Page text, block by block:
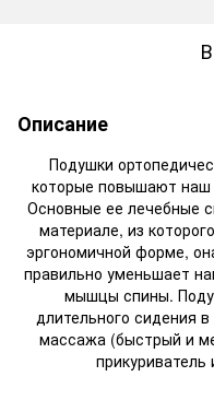
Описание
Подушки
которые повышают наш
Основные ее лечебные
материале, из
эргономичной форме,
правильно уменьшает
мышцы спины.
длительного сидения
массажа (быстрый и
прикуриватель